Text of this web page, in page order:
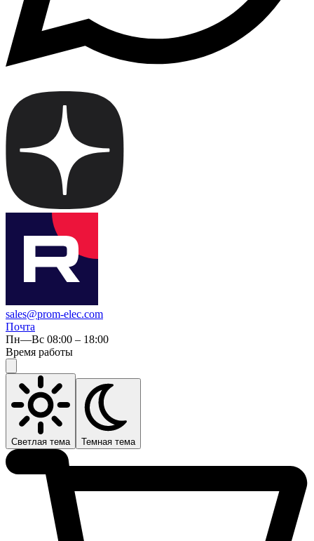
sales@prom-elec.com
Почта
Пн—Вс 08:00 – 18:00
Время работы
Светлая тема Темная тема